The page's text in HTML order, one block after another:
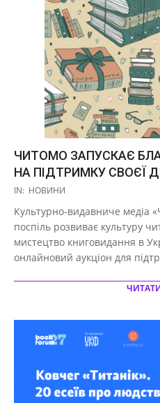
ЧИТОМО ЗАПУСКАЄ
НА ПІДТРИМКУ СВОЄЇ
2020-
17
IN: НОВИНИ
Культурно-видавниче медіа
поспіль розвиває культуру
мистецтво книговидання в
онлайновий аукціон для